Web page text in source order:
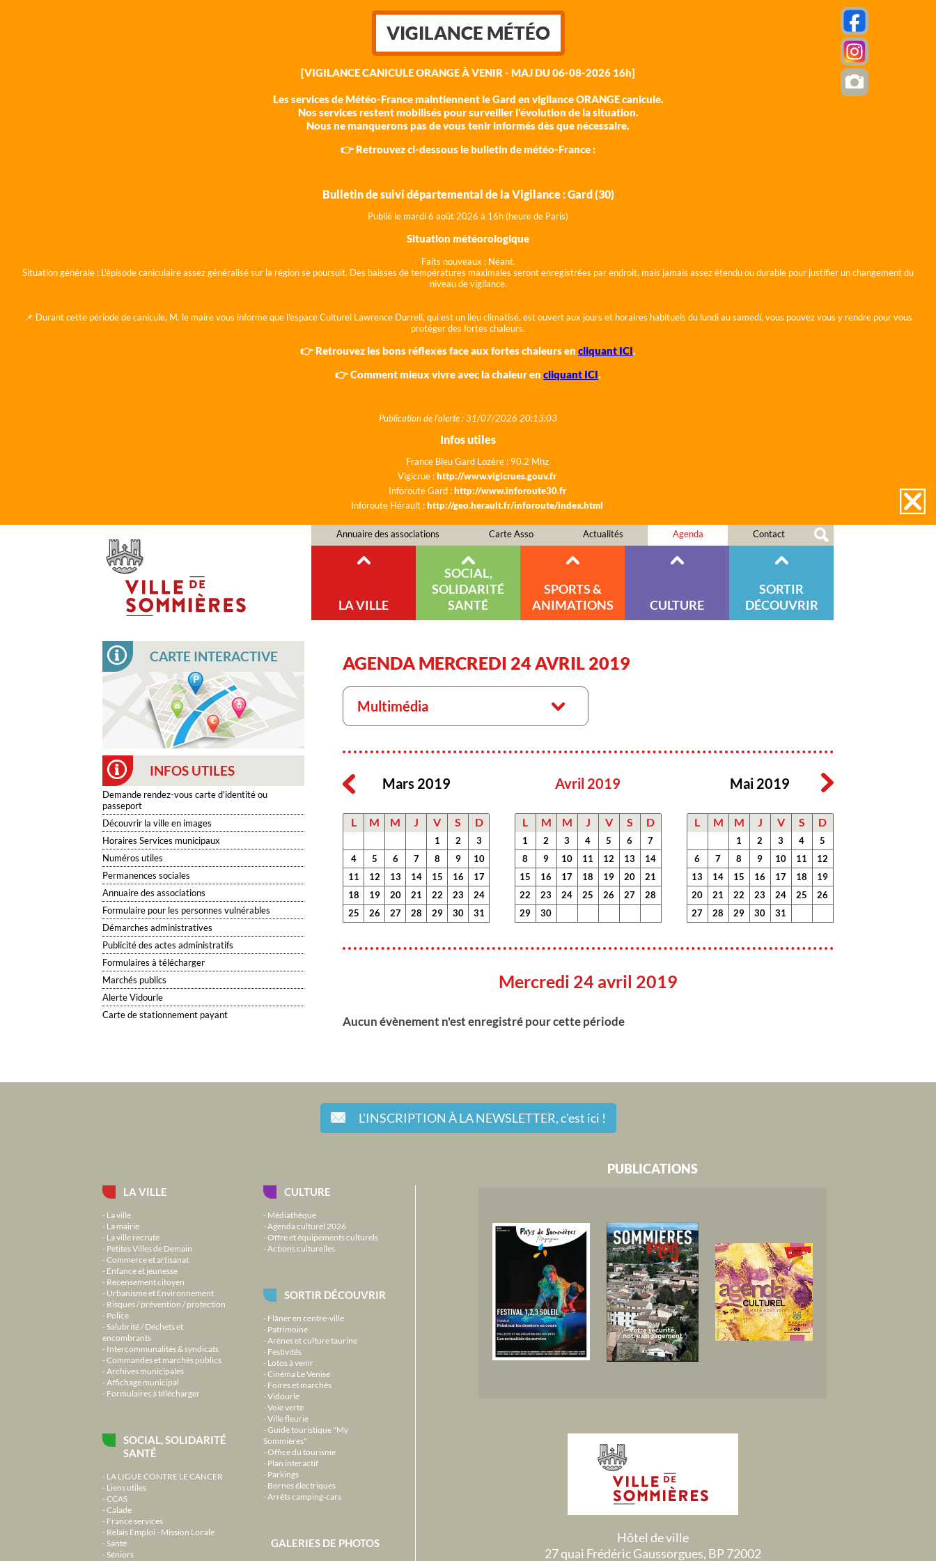
VIGILANCE MÉTÉO
[VIGILANCE CANICULE ORANGE À VENIR - MAJ DU 06-08-2026 16h]
Les services de Météo-France maintiennent le Gard en vigilance ORANGE canicule.
Nos services restent mobilisés pour surveiller l'évolution de la situation.
Nous ne manquerons pas de vous tenir informés dès que nécessaire.
👉 Retrouvez ci-dessous le bulletin de météo-France :
Bulletin de suivi départemental de la Vigilance : Gard (30)
Publié le mardi 6 août 2026 à 16h (heure de Paris)
Situation météorologique
Faits nouveaux : Néant.
Situation générale : L'épisode caniculaire assez généralisé sur la région se poursuit. Des baisses de températures maximales seront enregistrées par endroit, mais jamais assez étendu ou durable pour justifier un changement du
niveau de vigilance.
📌 Durant cette période de canicule, M. le maire vous informe que l'espace Culturel Lawrence Durrell, qui est un lieu climatisé, est ouvert aux jours et horaires habituels du lundi au samedi, vous pouvez vous y rendre pour vous
protéger des fortes chaleurs.
👉 Retrouvez les bons réflexes face aux fortes chaleurs en cliquant ICI.
👉 Comment mieux vivre avec la chaleur en cliquant ICI.
Publication de l'alerte : 31/07/2026 20:13:03
Infos utiles
France Bleu Gard Lozère : 90.2 Mhz
Vigicrue :http://www.vigicrues.gouv.fr
Inforoute Gard :http://www.inforoute30.fr
Inforoute Hérault :http://geo.herault.fr/inforoute/index.html
Annuaire des associations Carte Asso Actualités Agenda Contact
LA VILLE
SOCIAL,
SOLIDARITÉ
SANTÉ
SPORTS &
ANIMATIONS
CULTURE
SORTIR
DÉCOUVRIR
CARTE INTERACTIVE
INFOS UTILES
Demande rendez-vous carte d'identité ou
passeport
Découvrir la ville en images
Horaires Services municipaux
Numéros utiles
Permanences sociales
Annuaire des associations
Formulaire pour les personnes vulnérables
Démarches administratives
Publicité des actes administratifs
Formulaires à télécharger
Marchés publics
Alerte Vidourle
Carte de stationnement payant
AGENDA MERCREDI 24 AVRIL 2019
Multimédia
Mars 2019
L M M J V S D
1 2
3
4
5 6 7 8 9
10
11
12 13 14 15 16
17
18
19 20 21 22 23
24
25
26 27 28 29 30 31
Avril 2019
L M M J V S D
1 2 3 4 5 6
7
8
9 10 11 12 13
14
15
16 17 18 19 20
21
22
23 24 25 26 27
28
29
30
Mai 2019
L M M J V S D
1 2 3 4
5
6
7 8 9 10 11
12
13
14 15 16 17 18
19
20
21 22 23 24 25
26
27
28 29 30 31
Mercredi 24 avril 2019
Aucun évènement n'est enregistré pour cette période
L'INSCRIPTION À LA NEWSLETTER,c'est ici !
LA VILLE
La ville
La mairie
La ville recrute
Petites Villes de Demain
Commerce et artisanat
Enfance et jeunesse
Recensement citoyen
Urbanisme et Environnement
Risques / prévention / protection
Police
Salubrité / Déchets et
encombrants
Intercommunalités & syndicats
Commandes et marchés publics
Archives municipales
Affichage municipal
Formulaires à télécharger
SOCIAL, SOLIDARITÉ
SANTÉ
LA LIGUE CONTRE LE CANCER
Liens utiles
CCAS
Calade
France services
Relais Emploi - Mission Locale
Santé
Séniors
CULTURE
Médiathèque
Agenda culturel 2026
Offre et équipements culturels
Actions culturelles
SORTIR DÉCOUVRIR
Flâner en centre-ville
Patrimoine
Arènes et culture taurine
Festivités
Lotos à venir
Cinéma Le Venise
Foires et marchés
Vidourle
Voie verte
Ville fleurie
Guide touristique "My
Sommières"
Office du tourisme
Plan interactif
Parkings
Bornes électriques
Arrêts camping-cars
GALERIES DE PHOTOS
PUBLICATIONS
Hôtel de ville
27 quai Frédéric Gaussorgues, BP 72002